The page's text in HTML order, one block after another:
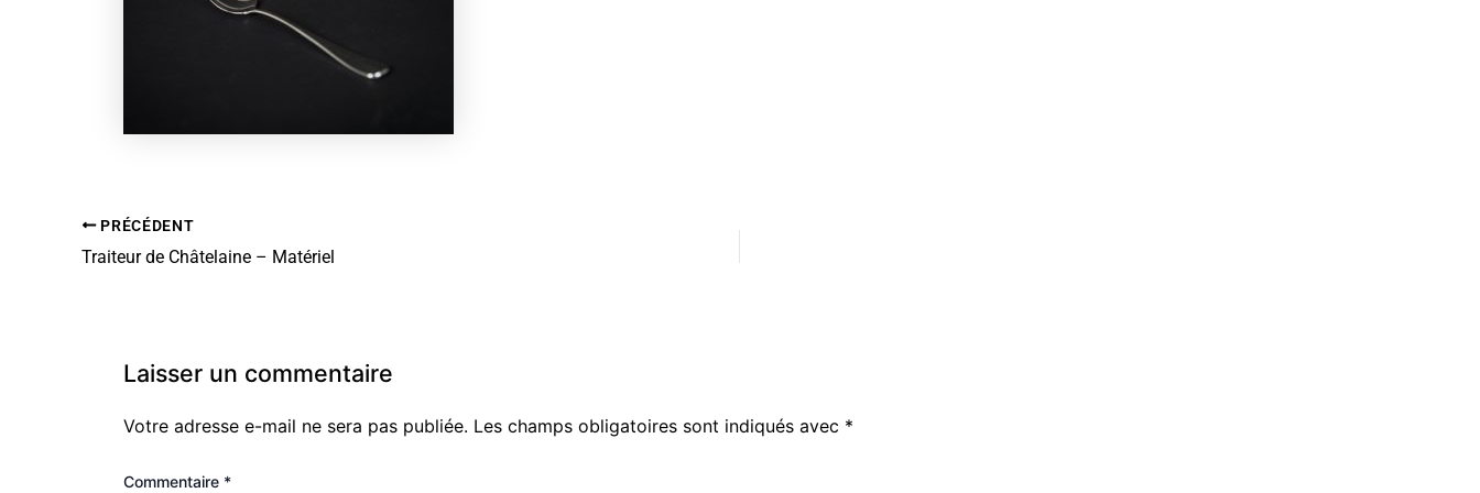
PRÉCÉDENT
Traiteur de Châtelaine – Matériel
Laisser un commentaire
Votre adresse e-mail ne sera pas publiée. Les champs obligatoires sont indiqués avec *
Commentaire *